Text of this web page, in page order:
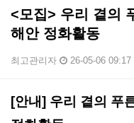
<모집> 우리 곁의
해안 정화활동
최고관리자 26-05-06 09:17
본문
[안내] 우리 곁의 푸